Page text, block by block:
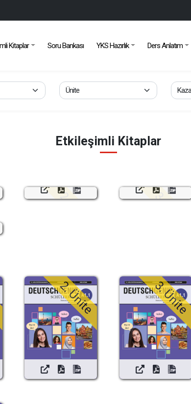
Kitaplar Soru Bankası YKS Hazırlık Ders Anlatım
Etkileşimli Kitaplar
2. Ünite 3. Ünite
2. Ünite 3. Ünite